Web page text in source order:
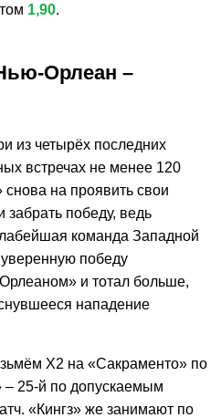
1,90.
Орлеан –
из четырёх последних
встречах не менее 120
на проявить свои
забрать победу, ведь
команда Западной
победу
и тотал больше,
нападение
Х2 на «Сакраменто» по
25-й по допускаемым
«Кингз» же занимают по